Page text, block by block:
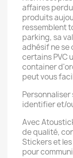
affaires
produits
ressemblent
parking, sa
adhésif ne se
certains PVC
container
peut vous
identifier et/
Avec
de qualité,
Stickers et
pour